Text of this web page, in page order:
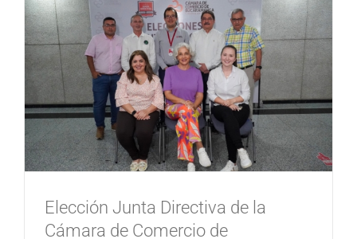
Elección Junta Directiva de la
Cámara de Comercio de